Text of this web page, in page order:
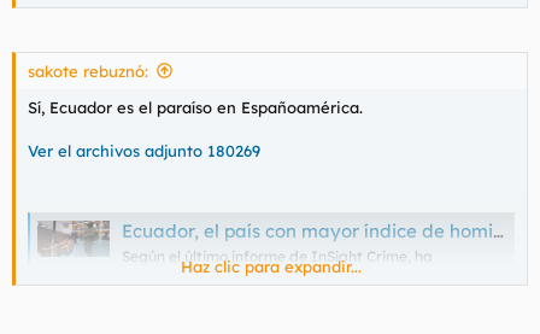
sakote rebuznó:
Sí, Ecuador es el paraíso en Españoamérica.
Ver el archivos adjunto 180269
Ecuador, el país con mayor índice de homicidios en 2023; frente a El Salvador, con la cifra más baja
Según el último informe de InSight Crime, ha
aumentado en un 74,5% respecto al año anterior,
Haz clic para expandir...